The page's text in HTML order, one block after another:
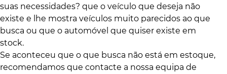
suas necessidades? que o veículo que deseja não
existe e lhe mostra veículos muito parecidos ao que
busca ou que o automóvel que quiser existe em
stock.
Se aconteceu que o que busca não está em estoque,
recomendamos que contacte a nossa equipa de